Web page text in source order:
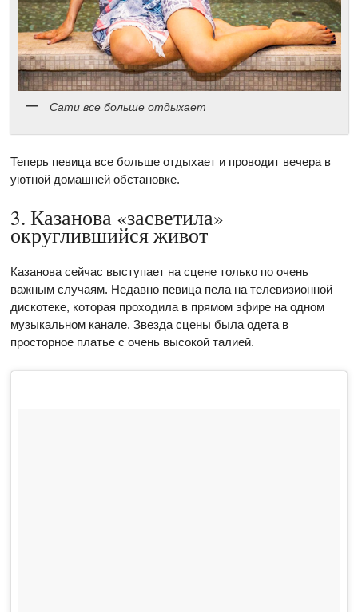
Сати все больше отдыхает
Теперь певица все больше отдыхает и проводит вечера в
уютной домашней обстановке.
3. Казанова «засветила»
округлившийся живот
Казанова сейчас выступает на сцене только по очень
важным случаям. Недавно певица пела на телевизионной
дискотеке, которая проходила в прямом эфире на одном
музыкальном канале. Звезда сцены была одета в
просторное платье с очень высокой талией.